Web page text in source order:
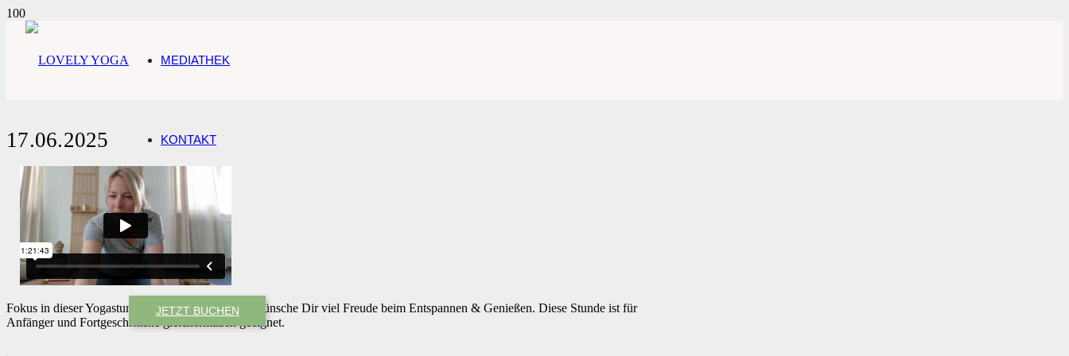
MEDIATHEK
KONTAKT
JETZT BUCHEN
17.06.2025
Fokus in dieser Yogastunde Deine Schultern. Ich wünsche Dir viel Freude beim Entspannen & Genießen. Diese Stunde ist für
Anfänger und Fortgeschrittene gleichermaßen geeignet.